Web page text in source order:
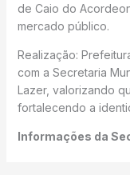
de Caio do
mercado público.
Realização:
com a Secretaria
Lazer, valorizando
fortalecendo a
Informações da